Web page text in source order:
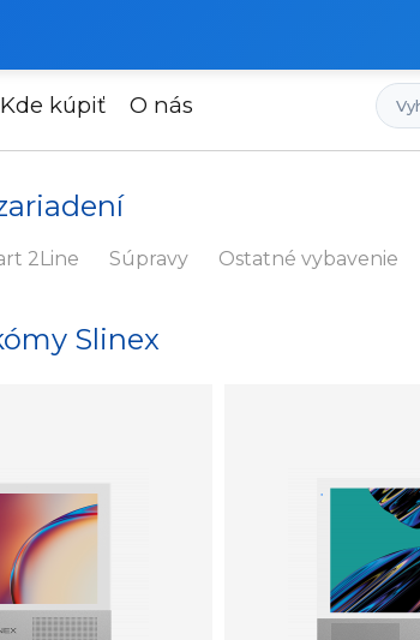
Kde kúpiť O nás
2Line Súpravy Ostatné vybavenie
Slinex